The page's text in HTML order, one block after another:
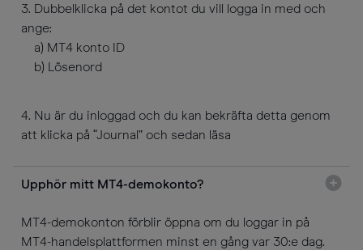
3. Dubbelklicka på det kontot du vill logga in med och
ange:
a) MT4 konto ID
b) Lösenord
4. Nu är du inloggad och du kan bekräfta detta genom
att klicka på “Journal” och sedan läsa
Upphör mitt MT4-demokonto?
MT4-demokonton förblir öppna om du loggar in på
MT4-handelsplattformen minst en gång var 30:e dag.